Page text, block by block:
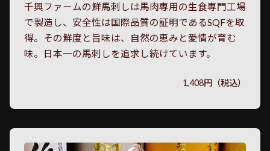
千興ファームの鮮馬刺しは馬肉専用の生食専門工場
で製造し、安全性は国際品質の証明であるSQFを取
得。その鮮度と旨味は、自然の恵みと愛情が育む
味。日本一の馬刺しを追求し続けています。
1,408円（税込）